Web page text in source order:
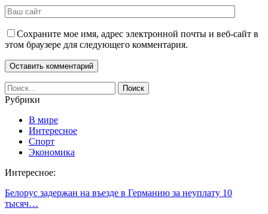
Сохраните мое имя, адрес электронной почты и веб-сайт в
этом браузере для следующего комментария.
Рубрики
В мире
Интересное
Спорт
Экономика
Интересное:
Белорус задержан на въезде в Германию за неуплату 10
тысяч…